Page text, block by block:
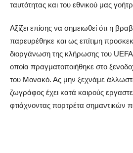
ταυτότητας και του εθνικού μας
Αξίζει επίσης να σημειωθεί ότι η
παρευρέθηκε και ως επίτιμη
διοργάνωση της κλήρωσης του
οποία πραγματοποιήθηκε στο
του Μονακό. Ας μην ξεχνάμε
ζωγράφος έχει κατά καιρούς
φτιάχνοντας πορτρέτα σημαντικών